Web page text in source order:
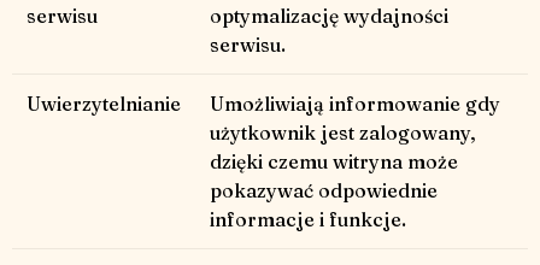
serwisu
optymalizację wydajności
serwisu.
Uwierzytelnianie
Umożliwiają informowanie gdy
użytkownik jest zalogowany,
dzięki czemu witryna może
pokazywać odpowiednie
informacje i funkcje.